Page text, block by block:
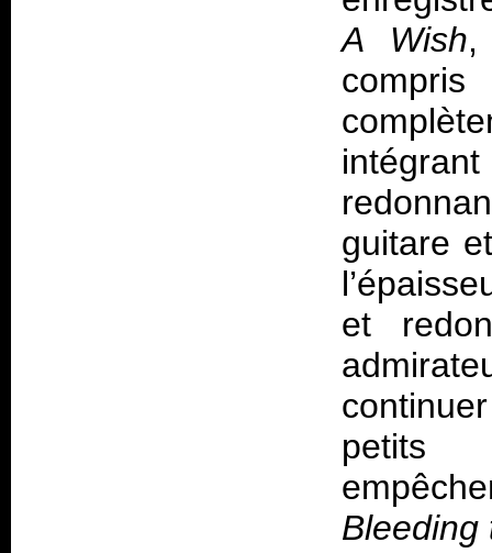
A Wish,
guitare
et
petits
Bleeding